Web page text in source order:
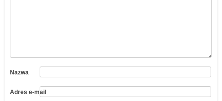
Nazwa
Adres e-mail